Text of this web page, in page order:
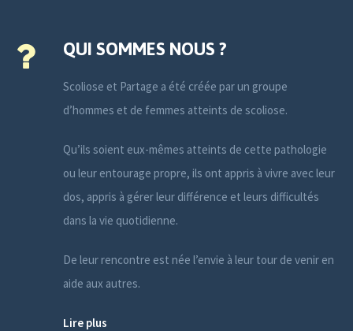
QUI SOMMES NOUS ?
Scoliose et Partage a été créée par un groupe
d’hommes et de femmes atteints de scoliose.
Qu’ils soient eux-mêmes atteints de cette pathologie
ou leur entourage propre, ils ont appris à vivre avec leur
dos, appris à gérer leur différence et leurs difficultés
dans la vie quotidienne.
De leur rencontre est née l’envie à leur tour de venir en
aide aux autres.
Lire plus